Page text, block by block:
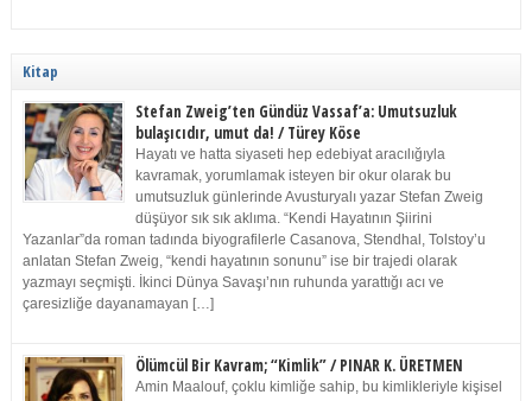
Kitap
Stefan Zweig’ten Gündüz Vassaf’a: Umutsuzluk
bulaşıcıdır, umut da! / Türey Köse
Hayatı ve hatta siyaseti hep edebiyat aracılığıyla
kavramak, yorumlamak isteyen bir okur olarak bu
umutsuzluk günlerinde Avusturyalı yazar Stefan Zweig
düşüyor sık sık aklıma. “Kendi Hayatının Şiirini
Yazanlar”da roman tadında biyografilerle Casanova, Stendhal, Tolstoy’u
anlatan Stefan Zweig, “kendi hayatının sonunu” ise bir trajedi olarak
yazmayı seçmişti. İkinci Dünya Savaşı’nın ruhunda yarattığı acı ve
çaresizliğe dayanamayan […]
Ölümcül Bir Kavram; “Kimlik” / PINAR K. ÜRETMEN
Amin Maalouf, çoklu kimliğe sahip, bu kimlikleriyle kişisel